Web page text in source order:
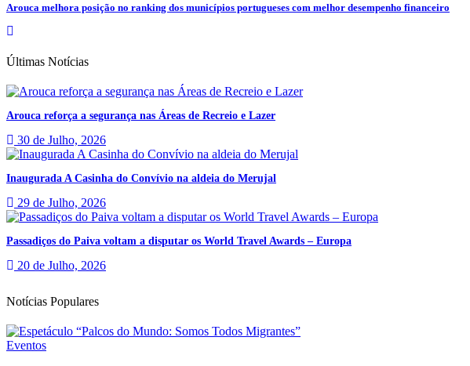
Arouca melhora posição no ranking dos municípios portugueses com melhor desempenho financeiro
Últimas Notícias
Arouca reforça a segurança nas Áreas de Recreio e Lazer
30 de Julho, 2026
Inaugurada A Casinha do Convívio na aldeia do Merujal
29 de Julho, 2026
Passadiços do Paiva voltam a disputar os World Travel Awards – Europa
20 de Julho, 2026
Notícias Populares
Eventos